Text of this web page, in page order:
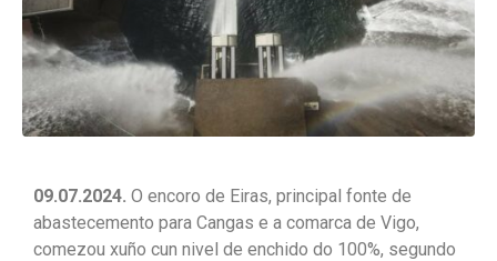
09.07.2024. O encoro de Eiras, principal fonte de
abastecemento para Cangas e a comarca de Vigo,
comezou xuño cun nivel de enchido do 100%, segundo